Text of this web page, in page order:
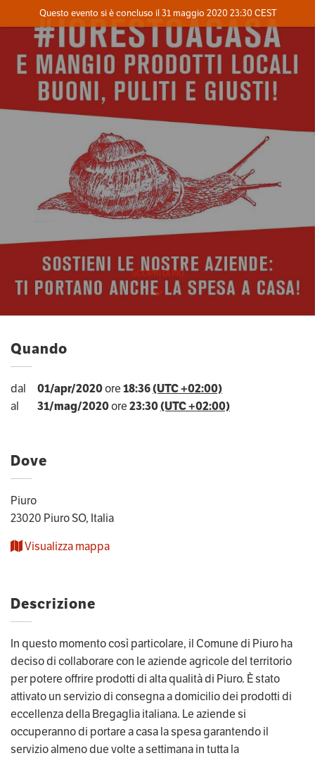
Dove
Contatta l'organizzatore
INFO
Questo evento si è concluso il 31 maggio 2020 23:30 CEST
SCOPRI DI PIÙ
Quando
dal 01/apr/2020ore18:36(UTC +02:00)
al
31/mag/2020ore23:30(UTC +02:00)
Dove
Piuro
23020 Piuro SO, Italia
Visualizza mappa
Descrizione
In questo momento così particolare, il Comune di Piuro ha
deciso di collaborare con le aziende agricole del territorio
per potere offrire prodotti di alta qualità di Piuro. È stato
attivato un servizio di consegna a domicilio dei prodotti di
eccellenza della Bregaglia italiana. Le aziende si
occuperanno di portare a casa la spesa garantendo il
servizio almeno due volte a settimana in tutta la